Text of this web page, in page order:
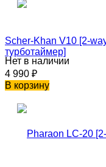
Scher-Khan V10 [2-
турботаймер]
Нет в наличии
4 990 ₽
В корзину